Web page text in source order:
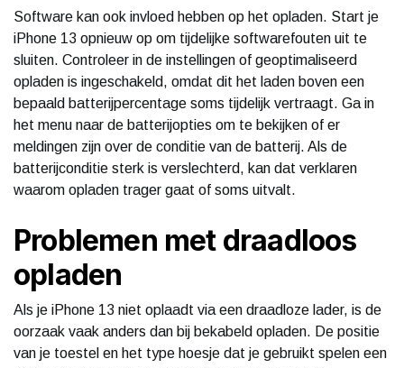
Software kan ook invloed hebben op het opladen. Start je
iPhone 13 opnieuw op om tijdelijke softwarefouten uit te
sluiten. Controleer in de instellingen of geoptimaliseerd
opladen is ingeschakeld, omdat dit het laden boven een
bepaald batterijpercentage soms tijdelijk vertraagt. Ga in
het menu naar de batterijopties om te bekijken of er
meldingen zijn over de conditie van de batterij. Als de
batterijconditie sterk is verslechterd, kan dat verklaren
waarom opladen trager gaat of soms uitvalt.
Problemen met draadloos
opladen
Als je iPhone 13 niet oplaadt via een draadloze lader, is de
oorzaak vaak anders dan bij bekabeld opladen. De positie
van je toestel en het type hoesje dat je gebruikt spelen een